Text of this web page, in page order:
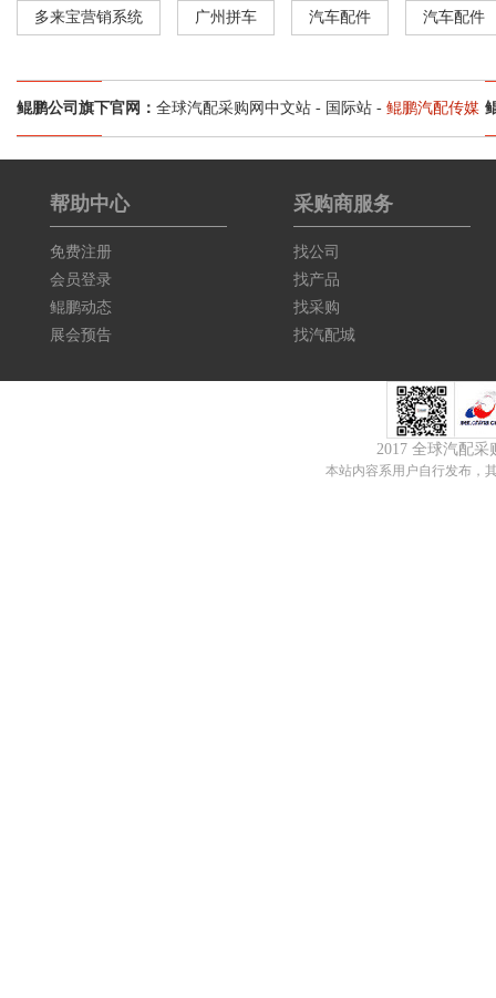
多来宝营销系统 广州拼车 汽车配件 汽车配件
鲲鹏公司旗下官网： 全球汽配采购网中文站 - 国际站 - 鲲鹏汽配传媒
帮助中心
免费注册
会员登录
鲲鹏动态
展会预告
采购商服务
找公司
找产品
找采购
找汽配城
2017 全球汽配
本站内容系用户自行发布，